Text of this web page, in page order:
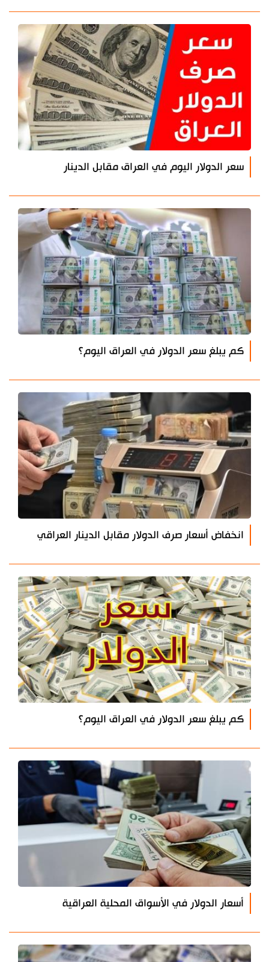
سعر الدولار اليوم في العراق مقابل الدينار
كم يبلغ سعر الدولار في العراق اليوم؟
انخفاض أسعار صرف الدولار مقابل الدينار العراقي
كم يبلغ سعر الدولار في العراق اليوم؟
أسعار الدولار في الأسواق المحلية العراقية